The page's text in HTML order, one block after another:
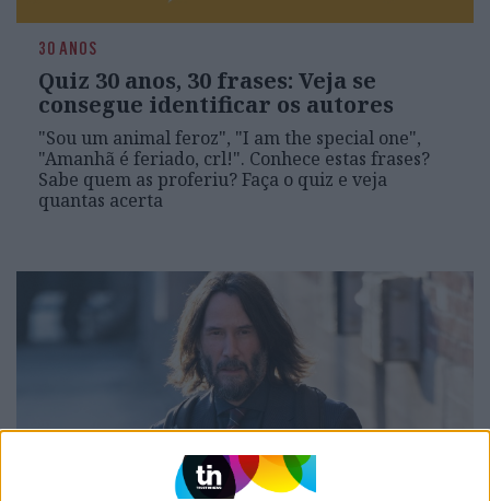
30 ANOS
Quiz 30 anos, 30 frases: Veja se
consegue identificar os autores
"Sou um animal feroz", "I am the special one",
"Amanhã é feriado, crl!". Conhece estas frases?
Sabe quem as proferiu? Faça o quiz e veja
quantas acerta